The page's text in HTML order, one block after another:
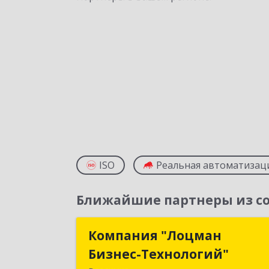
ISO Реальная
Ближайшие партнеры из
Компания "Лоцман
Бизнес-Технологий"
Компания "Лоцман
Бизнес-Технологий"